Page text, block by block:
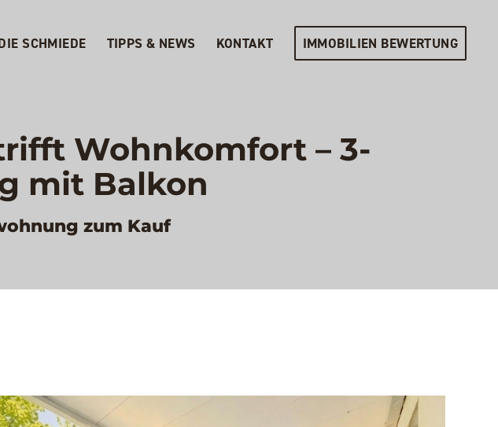
SCHMIEDE TIPPS & NEWS KONTAKT IMMOBILIEN BEWERTUNG
Wohnkomfort – 3-
mit Balkon
zum Kauf